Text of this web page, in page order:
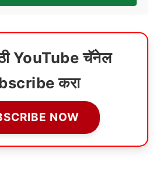
YouTube चॅनेल
करा
NOW